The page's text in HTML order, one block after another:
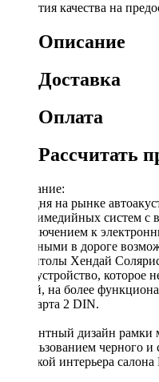
Гарантия качества на
Описание
Доставка
Оплата
Рассчитать
Описание:
Сегодня на рынке
мультимедийных систем
подключением к
полезными в дороге
магнитолы Хендай
аудиоустройство,
опций, на более
стандарта 2 DIN.
Элегантный дизайн
использованием черного
отделкой интерьера